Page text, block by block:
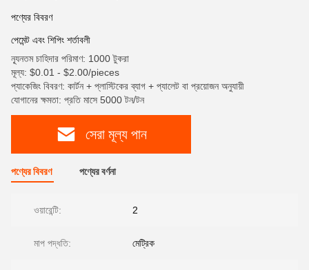
পণ্যের বিবরণ
পেমেন্ট এবং শিপিং শর্তাবলী
ন্যূনতম চাহিদার পরিমাণ: 1000 টুকরা
মূল্য: $0.01 - $2.00/pieces
প্যাকেজিং বিবরণ: কার্টন + প্লাস্টিকের ব্যাগ + প্যালেট বা প্রয়োজন অনুযায়ী
যোগানের ক্ষমতা: প্রতি মাসে 5000 টন/টন
সেরা মূল্য পান
পণ্যের বিবরণ পণ্যের বর্ণনা
ওয়ারেন্টি: 2
মাপ পদ্ধতি: মেট্রিক